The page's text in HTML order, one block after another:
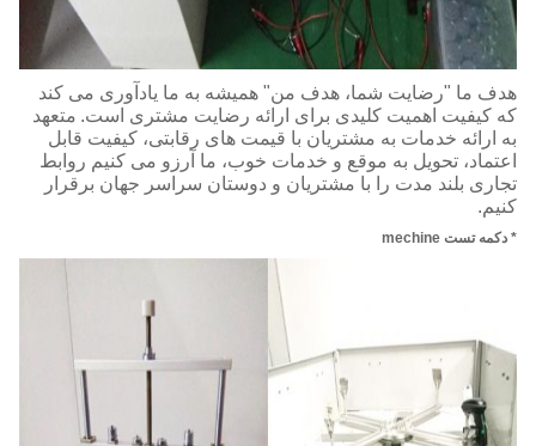
هدف ما "رضایت شما، هدف من" همیشه به ما یادآوری می کند
که کیفیت اهمیت کلیدی برای ارائه رضایت مشتری است. متعهد
به ارائه خدمات به مشتریان با قیمت های رقابتی، کیفیت قابل
اعتماد، تحویل به موقع و خدمات خوب، ما آرزو می کنیم روابط
تجاری بلند مدت را با مشتریان و دوستان سراسر جهان برقرار
کنیم.
* دکمه تست mechine